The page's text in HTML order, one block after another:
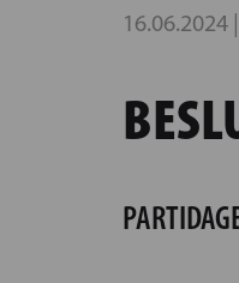
16.06.2024 |